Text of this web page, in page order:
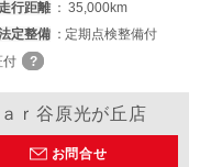
走行距離
35,000km
定整備
定期点検整備付
付
ｒ谷原光が丘店
お問合せ